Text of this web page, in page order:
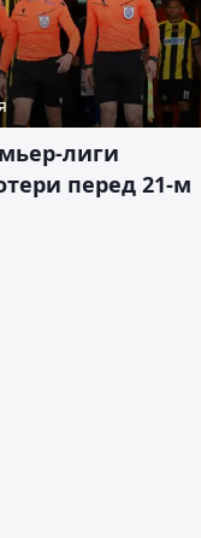
лиги
перед 21-м